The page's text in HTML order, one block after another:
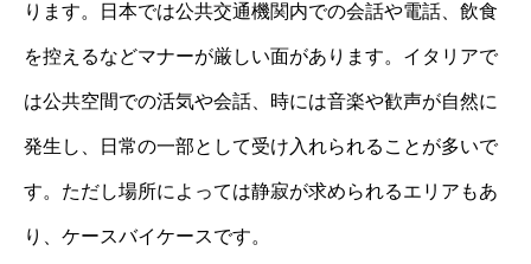
ります。日本では公共交通機関内での会話や電話、飲食
を控えるなどマナーが厳しい面があります。イタリアで
は公共空間での活気や会話、時には音楽や歓声が自然に
発生し、日常の一部として受け入れられることが多いで
す。ただし場所によっては静寂が求められるエリアもあ
り、ケースバイケースです。